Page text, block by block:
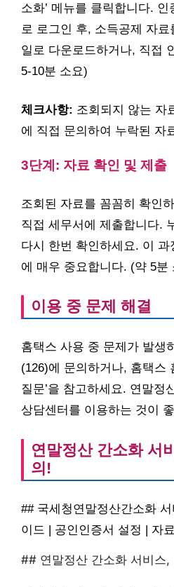
소화’ 메뉴를 클릭합니다.
로 로그인 후, 소득공제 자
일로 다운로드하거나, 직접
5-10분 소요)
체크사항: 조회되지 않는 자
에 직접 문의하여 누락된 자
3단계: 자료 확인 및 제출
조회된 자료를 꼼꼼히 확인
직접 세무서에 제출합니다.
다시 한번 확인하세요. 이
에 매우 중요합니다. (약 5분
이용 중 문제 해결
홈택스 사용 중 문제가 발생
(126)에 문의하거나, 홈택스
질문’을 참고하세요. 연말정
상담센터를 이용하는 것이
연말정산 간소화 서
의!
## 국세청연말정산간소화
이드 | 공인인증서 설정 | 자
## 연말정산 간소화 서비스,